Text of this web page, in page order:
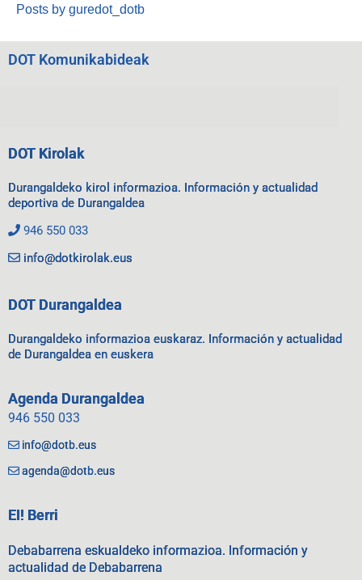
Posts by guredot_dotb
DOT Komunikabideak
DOT Kirolak
Durangaldeko kirol informazioa. Información y actualidad
deportiva de Durangaldea
946 550 033
info@dotkirolak.eus
DOT Durangaldea
Durangaldeko informazioa euskaraz. Información y actualidad
de Durangaldea en euskera
Agenda Durangaldea
946 550 033
info@dotb.eus
agenda@dotb.eus
EI! Berri
Debabarrena eskualdeko informazioa. Información y
actualidad de Debabarrena